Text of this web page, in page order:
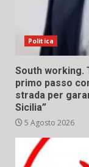
Politica
South working.
primo passo
strada per
Sicilia”
5 Agosto 2026